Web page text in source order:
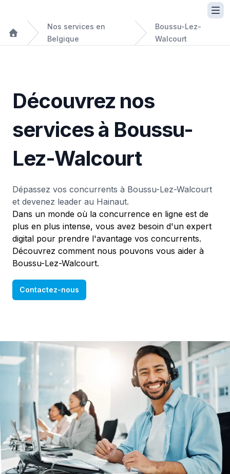
Nos services en
Belgique
Boussu-Lez-
Walcourt
Découvrez nos
services à Boussu-
Lez-Walcourt
Dépassez vos concurrents à Boussu-Lez-Walcourt
et devenez leader au Hainaut.
Dans un monde où la concurrence en ligne est de
plus en plus intense, vous avez besoin d'un expert
digital pour prendre l'avantage vos concurrents.
Découvrez comment nous pouvons vous aider à
Boussu-Lez-Walcourt.
Contactez-nous